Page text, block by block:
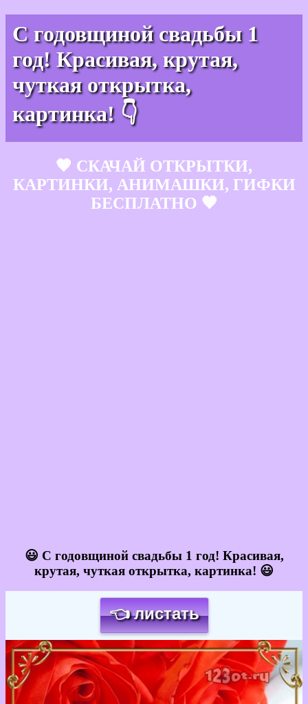
С годовщиной свадьбы 1
год! Красивая, крутая,
чуткая открытка,
картинка! 👇
🧡 СКАЧАЙ ОТКРЫТКИ,
КАРТИНКИ, АНИМАШКИ, ГИФКИ
БЕСПЛАТНО 🧡
😃 С годовщиной свадьбы 1 год! Красивая,
крутая, чуткая открытка, картинка! 😃
👈 листать
Загрузка картинки...